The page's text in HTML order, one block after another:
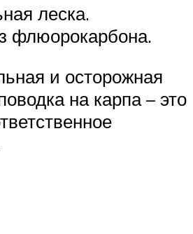
леска.
флюорокарбона.
и осторожная
на карпа – это